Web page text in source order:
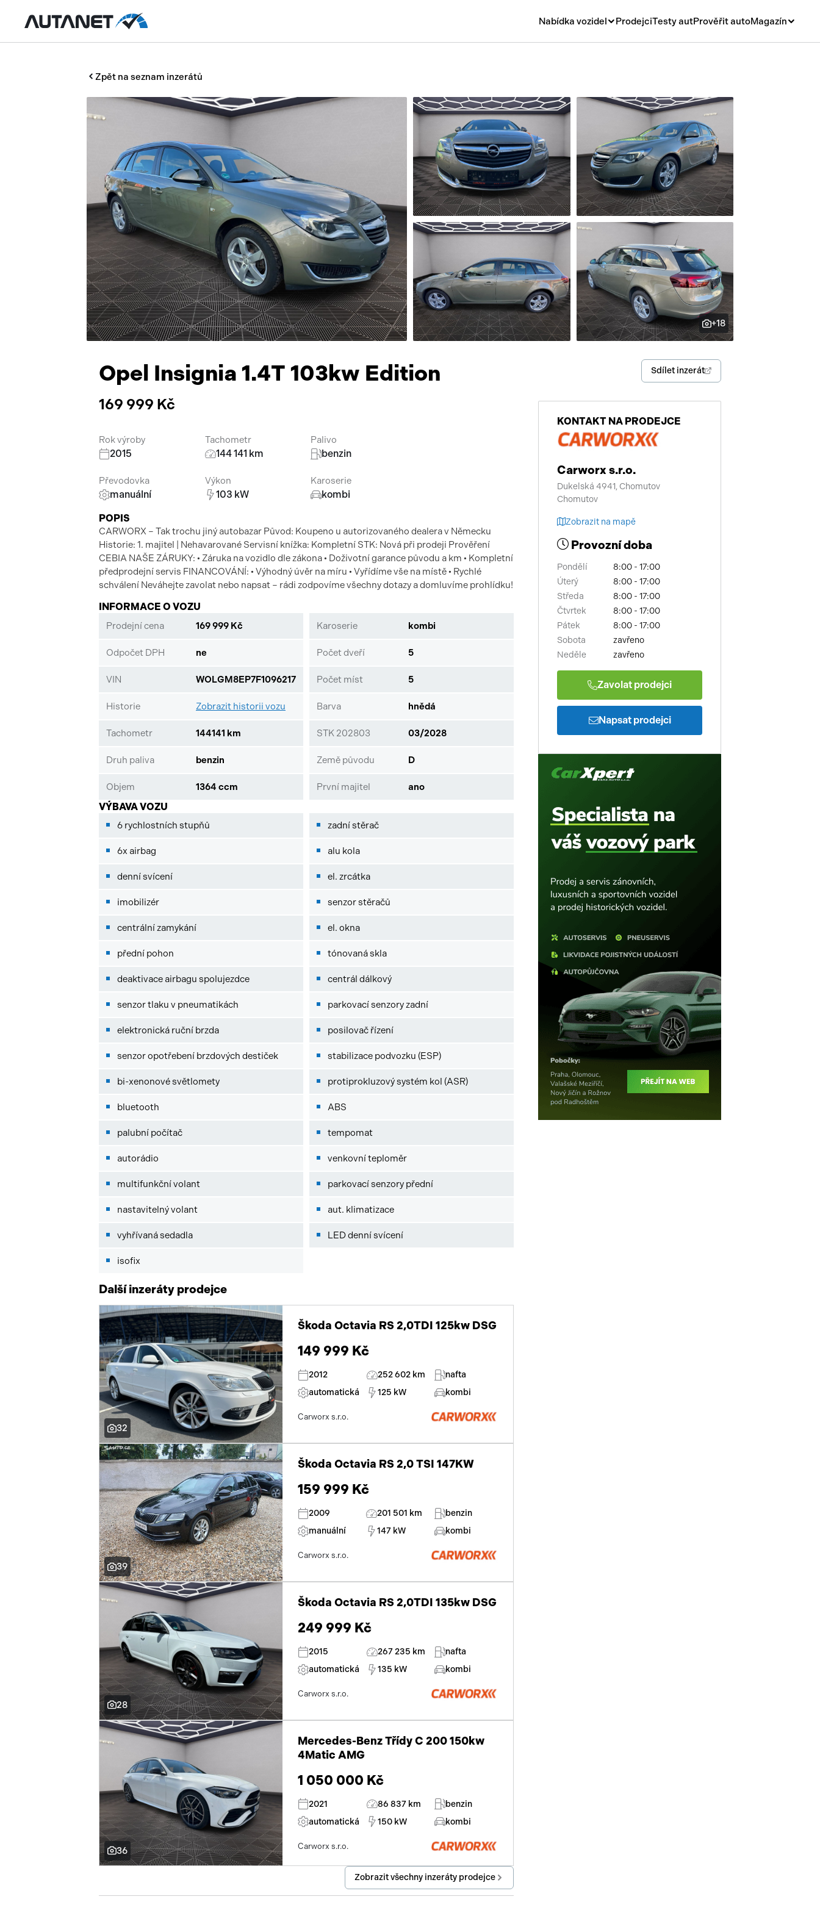
Nabídka vozidel
Nákladní
Obytná
Motorky
Přívěsy a návěsy
Autobusy
Pracovní stroje
Náhradní díly
Příslušenství
ProdejciTesty autPrověřit autoMagazín
Nové modely
Ojetiny
Auto a život
Videa
Zpět na seznam inzerátů
+18
Opel Insignia 1.4T 103kw Edition
169 999 Kč
Rok výroby
2015
Tachometr
144 141 km
Palivo
benzin
Převodovka
manuální
Výkon
103 kW
Karoserie
kombi
POPIS
CARWORX – Tak trochu jiný autobazar Původ: Koupeno u autorizovaného dealera v Německu
Historie: 1. majitel | Nehavarované Servisní knížka: Kompletní STK: Nová při prodeji Prověření
CEBIA NAŠE ZÁRUKY: • Záruka na vozidlo dle zákona • Doživotní garance původu a km • Kompletní
předprodejní servis FINANCOVÁNÍ: • Výhodný úvěr na míru • Vyřídíme vše na místě • Rychlé
schválení Neváhejte zavolat nebo napsat – rádi zodpovíme všechny dotazy a domluvíme prohlídku!
INFORMACE O VOZU
Prodejní cena 169 999 Kč
Odpočet DPH ne
VIN WOLGM8EP7F1096217
Historie Zobrazit historii vozu
Tachometr 144141 km
Druh paliva benzin
Objem 1364 ccm
Karoserie kombi
Počet dveří 5
Počet míst 5
Barva hnědá
STK 202803 03/2028
Země původu D
První majitel ano
VÝBAVA VOZU
6 rychlostních stupňů
6x airbag
denní svícení
imobilizér
centrální zamykání
přední pohon
deaktivace airbagu spolujezdce
senzor tlaku v pneumatikách
elektronická ruční brzda
senzor opotřebení brzdových destiček
bi-xenonové světlomety
bluetooth
palubní počítač
autorádio
multifunkční volant
nastavitelný volant
vyhřívaná sedadla
isofix
zadní stěrač
alu kola
el. zrcátka
senzor stěračů
el. okna
tónovaná skla
centrál dálkový
parkovací senzory zadní
posilovač řízení
stabilizace podvozku (ESP)
protiprokluzový systém kol (ASR)
ABS
tempomat
venkovní teploměr
parkovací senzory přední
aut. klimatizace
LED denní svícení
Další inzeráty prodejce
32
Škoda Octavia RS 2,0TDI 125kw DSG
149 999 Kč
2012 252 602 km
nafta
automatická
125 kW kombi
Carworx s.r.o.
39
Škoda Octavia RS 2,0 TSI 147KW
159 999 Kč
2009 201 501 km
benzin
manuální
147 kW kombi
Carworx s.r.o.
28
Škoda Octavia RS 2,0TDI 135kw DSG
249 999 Kč
2015 267 235 km
nafta
automatická
135 kW kombi
Carworx s.r.o.
36
Mercedes-Benz Třídy C 200 150kw
4Matic AMG
1 050 000 Kč
2021 86 837 km
benzin
automatická
150 kW kombi
Carworx s.r.o.
Zobrazit všechny inzeráty prodejce
Sdílet inzerát
KONTAKT NA PRODEJCE
Carworx s.r.o.
Dukelská 4941, Chomutov
Chomutov
Zobrazit na mapě
Provozní doba
Pondělí
8:00 - 17:00
Úterý
8:00 - 17:00
Středa
8:00 - 17:00
Čtvrtek
8:00 - 17:00
Pátek
8:00 - 17:00
Sobota
zavřeno
Neděle
zavřeno
Zavolat prodejci
Napsat prodejci